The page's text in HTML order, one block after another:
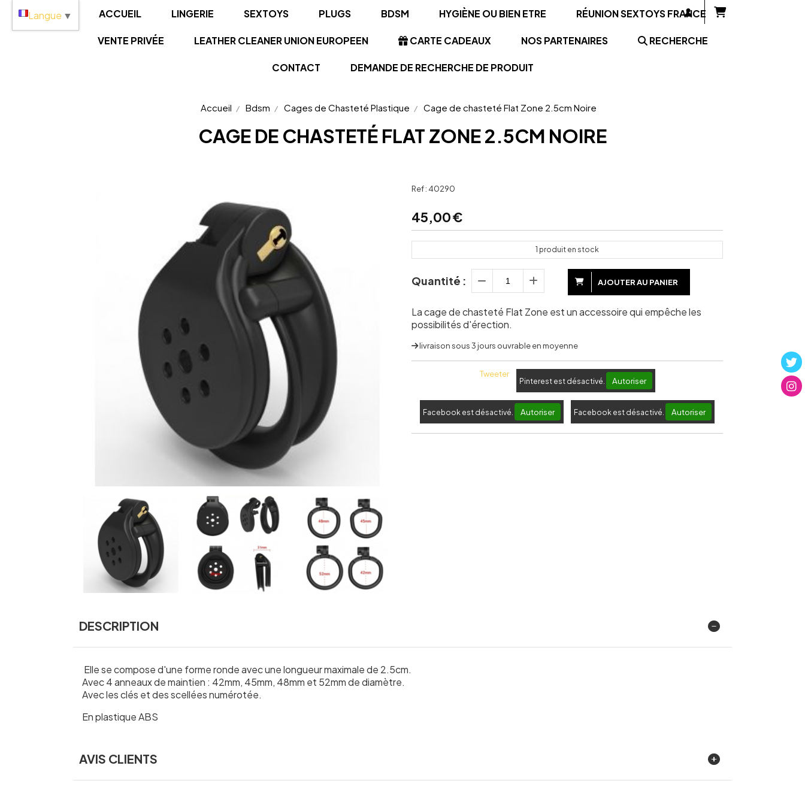
ACCUEIL LINGERIE SEXTOYS PLUGS BDSM HYGIÈNE OU BIEN ETRE RÉUNION SEXTOYS FRANCE
VENTE PRIVÉE LEATHER CLEANER UNION EUROPEEN CARTE CADEAUX NOS PARTENAIRES RECHERCHE
CONTACT DEMANDE DE RECHERCHE DE PRODUIT
Accueil Bdsm Cages de Chasteté Plastique Cage de chasteté Flat Zone 2.5cm Noire
CAGE DE CHASTETÉ FLAT ZONE 2.5CM NOIRE
Ref : 40290
45,00€
1 produit en stock
Quantité : AJOUTER AU PANIER
La cage de chasteté Flat Zone est un accessoire qui empêche les
possibilités d'érection.
livraison sous 3 jours ouvrable en moyenne
Tweeter
Pinterest est désactivé. Autoriser
Facebook est désactivé. Autoriser Facebook est désactivé. Autoriser
DESCRIPTION
Elle se compose d'une forme ronde avec une longueur maximale de 2.5cm.
Avec 4 anneaux de maintien : 42mm, 45mm, 48mm et 52mm de diamètre.
Avec les clés et des scellées numérotée.
En plastique ABS
AVIS CLIENTS
Langue ▼